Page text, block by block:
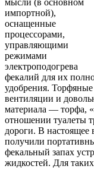
мысли (в основном
импортной),
оснащенные
процессорами,
управляющими
режимами
электроподогрева
фекалий для их
удобрения. Торфяные
вентиляции и
материала — торфа,
отношении туалеты
дороги. В настоящее
получили
фекальный запах
жидкостей. Для